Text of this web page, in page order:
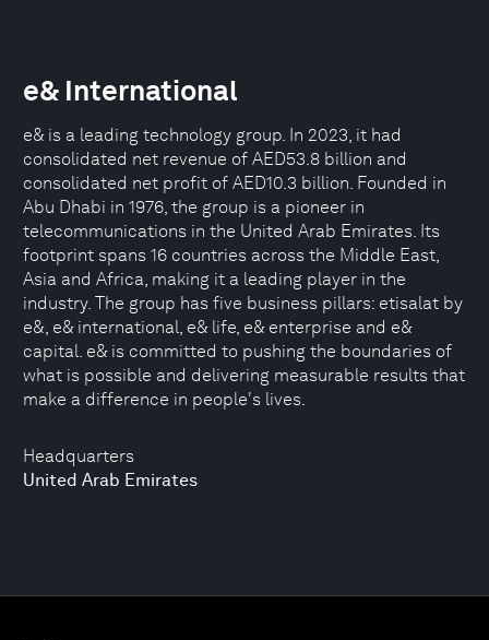
Headquarters
United Arab Emirates
e& International
e& is a leading technology group. In 2023, it had
consolidated net revenue of AED53.8 billion and
consolidated net profit of AED10.3 billion. Founded in
Abu Dhabi in 1976, the group is a pioneer in
telecommunications in the United Arab Emirates. Its
footprint spans 16 countries across the Middle East,
Asia and Africa, making it a leading player in the
industry. The group has five business pillars: etisalat by
e&, e& international, e& life, e& enterprise and e&
capital. e& is committed to pushing the boundaries of
what is possible and delivering measurable results that
make a difference in people's lives.